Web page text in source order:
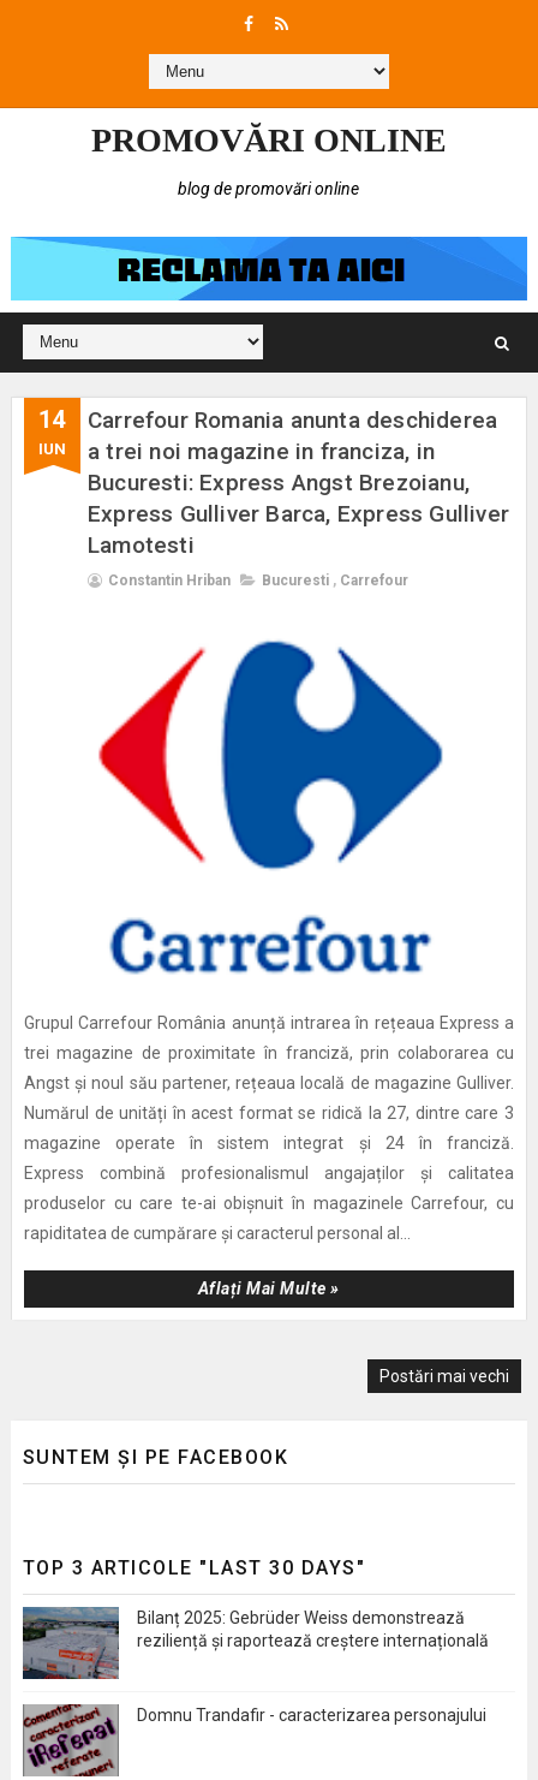
PROMOVĂRI ONLINE
blog de promovări online
14
IUN
Carrefour Romania anunta deschiderea
a trei noi magazine in franciza, in
Bucuresti: Express Angst Brezoianu,
Express Gulliver Barca, Express Gulliver
Lamotesti
Constantin Hriban Bucuresti , Carrefour
Grupul Carrefour România anunță intrarea în rețeaua Express a
trei magazine de proximitate în franciză, prin colaborarea cu
Angst și noul său partener, rețeaua locală de magazine Gulliver.
Numărul de unități în acest format se ridică la 27, dintre care 3
magazine operate în sistem integrat și 24 în franciză.
Express combină profesionalismul angajaților și calitatea
produselor cu care te-ai obișnuit în magazinele Carrefour, cu
rapiditatea de cumpărare și caracterul personal al...
Aflați Mai Multe »
Postări mai vechi
SUNTEM ȘI PE FACEBOOK
TOP 3 ARTICOLE "LAST 30 DAYS"
Bilanț 2025: Gebrüder Weiss demonstrează
reziliență și raportează creștere internațională
Domnu Trandafir - caracterizarea personajului